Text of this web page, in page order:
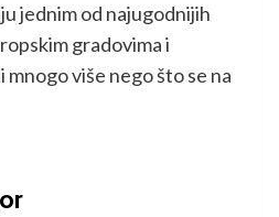
jednim od najugodnijih
gradovima i
više nego što se na